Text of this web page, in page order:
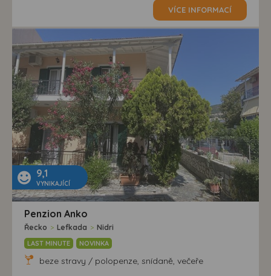
VÍCE INFORMACÍ
9,1
VYNIKAJÍCÍ
Penzion Anko
Řecko > Lefkada > Nidri
LAST MINUTE NOVINKA
beze stravy / polopenze, snídaně, večeře